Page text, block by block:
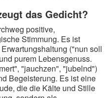
das Gedicht?
positive,
Stimmung. Es ist
("nun soll
purem Lebensgenuss.
"jauchzen", "jubelnd")
Begeisterung. Es ist eine
die die Kälte und Stille